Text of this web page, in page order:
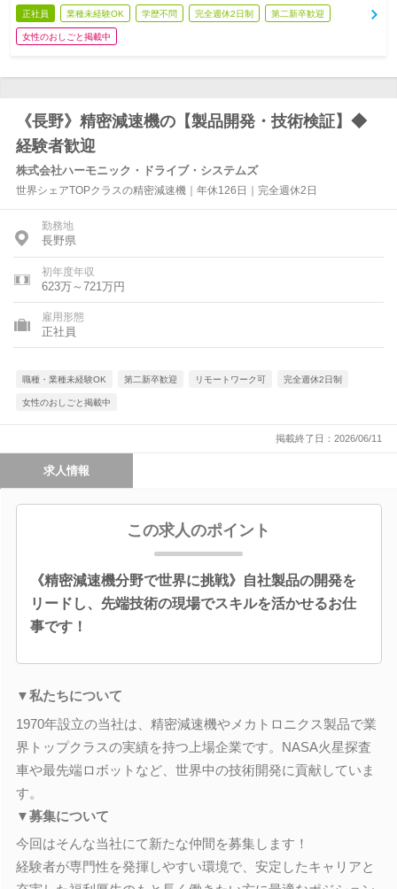
正社員 業種未経験OK 学歴不問 完全週休2日制 第二新卒歓迎
女性のおしごと掲載中
《長野》精密減速機の【製品開発・技術検証】◆
経験者歓迎
株式会社ハーモニック・ドライブ・システムズ
世界シェアTOPクラスの精密減速機｜年休126日｜完全週休2日
勤務地
長野県
初年度年収
623万～721万円
雇用形態
正社員
職種・業種未経験OK 第二新卒歓迎 リモートワーク可 完全週休2日制
女性のおしごと掲載中
掲載終了日：2026/06/11
求人情報
この求人のポイント
《精密減速機分野で世界に挑戦》自社製品の開発を
リードし、先端技術の現場でスキルを活かせるお仕
事です！
▼私たちについて
1970年設立の当社は、精密減速機やメカトロニクス製品で業
界トップクラスの実績を持つ上場企業です。NASA火星探査
車や最先端ロボットなど、世界中の技術開発に貢献していま
す。
▼募集について
今回はそんな当社にて新たな仲間を募集します！
経験者が専門性を発揮しやすい環境で、安定したキャリアと